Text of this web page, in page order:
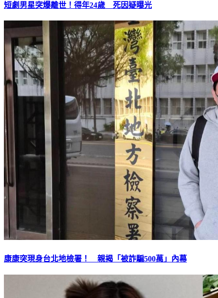
短劇男星突爆離世！得年24歲 死因疑曝光
康康突現身台北地檢署！ 親揭「被詐騙500萬」內幕